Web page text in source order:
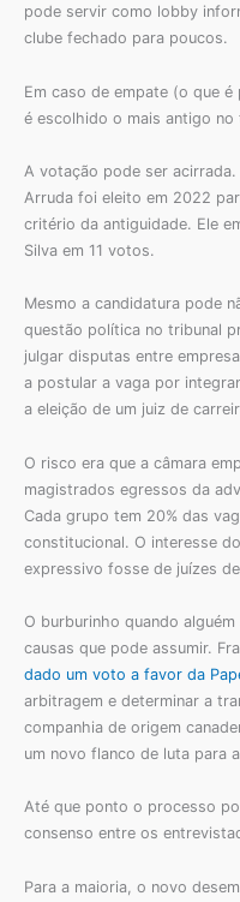
pode servir como lobby
clube fechado para poucos.
Em caso de empate (o que
é escolhido o mais antigo no
A votação pode ser
Arruda foi eleito em 2022
critério da antiguidade. Ele
Silva em 11 votos.
Mesmo a candidatura pode
questão política no tribunal
julgar disputas entre
a postular a vaga por
a eleição de um juiz de
O risco era que a câmara
magistrados egressos da
Cada grupo tem 20% das
constitucional. O interesse
expressivo fosse de juízes
O burburinho quando
causas que pode assumir.
dado um voto a favor da
arbitragem e determinar a
companhia de origem
um novo flanco de luta para a
Até que ponto o processo
consenso entre os
Para a maioria, o novo